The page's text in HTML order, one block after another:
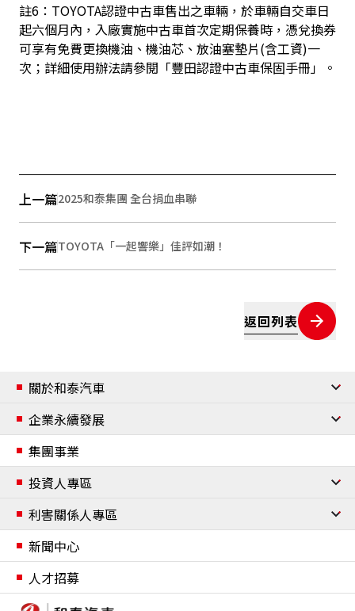
註6：TOYOTA認證中古車售出之車輛，於車輛自交車日
起六個月內，入廠實施中古車首次定期保養時，憑兌換券
可享有免費更換機油、機油芯、放油塞墊片(含工資)一
次；詳細使用辦法請參閱「豐田認證中古車保固手冊」。
上一篇2025和泰集團 全台捐血串聯
下一篇TOYOTA「一起響樂」佳評如潮！
返回列表
關於和泰汽車
公司簡介
經營團隊
組織架構
合作夥伴
願景與使命
企業永續發展
企業永續發展
企業永續管理與政策
資安與個資保護
資訊安全管理個人資料保護政策
移動自由
重點活動環保產品設計
集團事業
投資人專區
公司治理
董事會委員會
財務資訊
股東資訊
利害關係人專區
利害關係人鑑別
聯絡我們
新聞中心
人才招募